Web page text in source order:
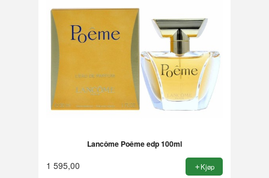
Lancôme Poême edp 100ml
1 595,00 Kjøp